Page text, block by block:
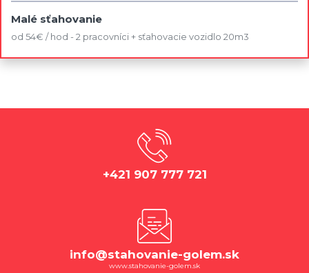
Malé sťahovanie
od 54€ / hod - 2 pracovníci + sťahovacie vozidlo 20m3
+421 907 777 721
info@stahovanie-golem.sk
www.stahovanie-golem.sk